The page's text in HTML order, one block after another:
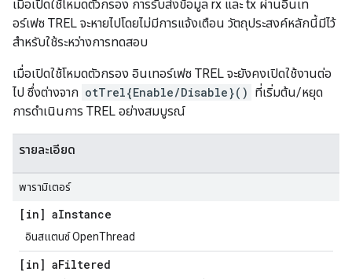
เมื่อเปิดใช้โหมดตัวกรอง การรับส่งข้อมูล rx และ tx ผ่านอินเท
อร์เฟซ TREL จะหายไปโดยไม่มีการแจ้งเตือน วัตถุประสงค์หลักนี้มีไว้
สำหรับใช้ระหว่างการทดสอบ
เมื่อเปิดใช้โหมดตัวกรอง อินเทอร์เฟซ TREL จะยังคงเปิดใช้งานต่อ
ไป ซึ่งต่างจาก otTrel{Enable/Disable}() ที่เริ่มต้น/หยุด
การดำเนินการ TREL อย่างสมบูรณ์
รายละเอียด
พารามิเตอร์
[in] aInstance
อินสแตนซ์ OpenThread
[in] aFiltered